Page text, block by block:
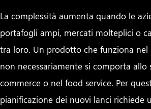
La complessità aumenta quando le
portafogli ampi, mercati molteplici o
tra loro. Un prodotto che funziona nel
non necessariamente si comporta allo
commerce o nel food service. Per
pianificazione dei nuovi lanci richiede